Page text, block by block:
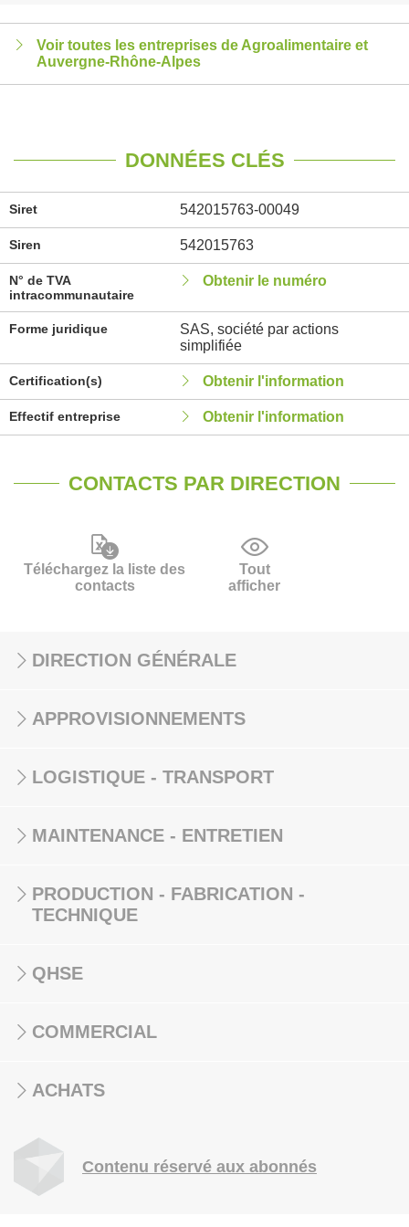
Voir toutes les entreprises de Agroalimentaire et
Auvergne-Rhône-Alpes
DONNÉES CLÉS
Siret 542015763-00049
Siren 542015763
N° de TVA
intracommunautaire
Obtenir le numéro
Forme juridique
SAS, société par actions
simplifiée
Certification(s) Obtenir l'information
Effectif entreprise Obtenir l'information
CONTACTS PAR DIRECTION
Téléchargez la liste des
contacts
Tout
afficher
DIRECTION GÉNÉRALE
APPROVISIONNEMENTS
LOGISTIQUE - TRANSPORT
MAINTENANCE - ENTRETIEN
PRODUCTION - FABRICATION -
TECHNIQUE
QHSE
COMMERCIAL
ACHATS
Contenu réservé aux abonnés